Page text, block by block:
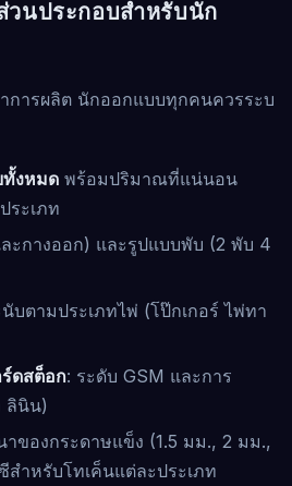
วนประกอบสำหรับนัก
การผลิต นักออกแบบทุกคนควรระบ
ทั้งหมด พร้อมปริมาณที่แน่นอน
ระเภท
ะกางออก) และรูปแบบพับ (2 พับ 4
บตามประเภทไพ่ (โป๊กเกอร์ ไพ่ทา
ดสต็อก: ระดับ GSM และการ
ลินิน)
ของกระดาษแข็ง (1.5 มม., 2 มม.,
ำหรับโทเค็นแต่ละประเภท